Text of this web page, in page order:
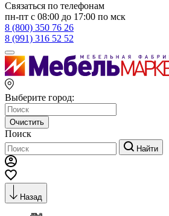
Связаться по телефонам
пн-пт с 08:00 до 17:00 по мск
8 (800) 350 76 26
8 (991) 316 52 52
Выберите город:
Очистить
Поиск
Найти
Назад